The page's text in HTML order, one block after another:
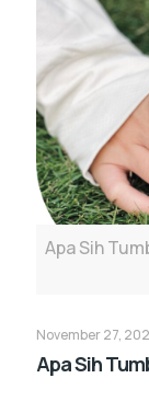
Apa Sih
November 27,
Apa Sih